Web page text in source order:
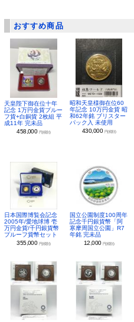
おすすめ商品
天皇陛下御在位十年
記念 1万円金貨プルー
フ貨+白銅貨 2枚組 平
成11年 完未品
458,000 円(税別)
昭和天皇様御在位60
年記念 10万円金貨 昭
和62年銘 ブリスター
パック入 未使用
430,000 円(税別)
日本国際博覧会記念
2005年/愛地球博 壱
万円金貨/千円銀貨幣
プルーフ貨幣セット
355,000 円(税別)
国立公園制度100周年
記念千円銀貨幣「阿
寒摩周国立公園」R7
年銘 完未品
12,000 円(税別)